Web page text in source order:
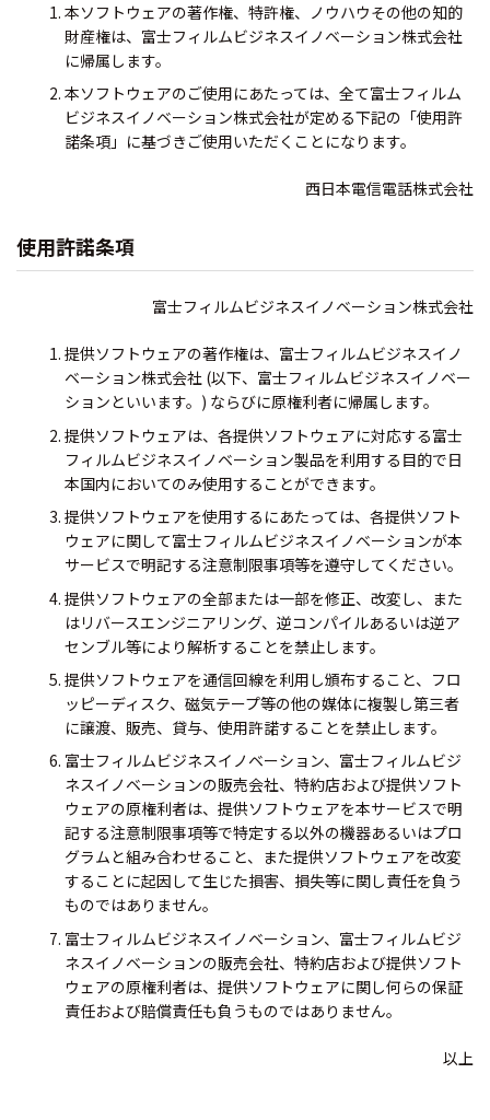
本ソフトウェアの著作権、特許権、ノウハウその他の知的
財産権は、富士フィルムビジネスイノベーション株式会社
に帰属します。
本ソフトウェアのご使用にあたっては、全て富士フィルム
ビジネスイノベーション株式会社が定める下記の「使用許
諾条項」に基づきご使用いただくことになります。
西日本電信電話株式会社
使用許諾条項
富士フィルムビジネスイノベーション株式会社
提供ソフトウェアの著作権は、富士フィルムビジネスイノ
ベーション株式会社 (以下、富士フィルムビジネスイノベー
ションといいます。) ならびに原権利者に帰属します。
提供ソフトウェアは、各提供ソフトウェアに対応する富士
フィルムビジネスイノベーション製品を利用する目的で日
本国内においてのみ使用することができます。
提供ソフトウェアを使用するにあたっては、各提供ソフト
ウェアに関して富士フィルムビジネスイノベーションが本
サービスで明記する注意制限事項等を遵守してください。
提供ソフトウェアの全部または一部を修正、改変し、また
はリバースエンジニアリング、逆コンパイルあるいは逆ア
センブル等により解析することを禁止します。
提供ソフトウェアを通信回線を利用し頒布すること、フロ
ッピーディスク、磁気テープ等の他の媒体に複製し第三者
に譲渡、販売、貸与、使用許諾することを禁止します。
富士フィルムビジネスイノベーション、富士フィルムビジ
ネスイノベーションの販売会社、特約店および提供ソフト
ウェアの原権利者は、提供ソフトウェアを本サービスで明
記する注意制限事項等で特定する以外の機器あるいはプロ
グラムと組み合わせること、また提供ソフトウェアを改変
することに起因して生じた損害、損失等に関し責任を負う
ものではありません。
富士フィルムビジネスイノベーション、富士フィルムビジ
ネスイノベーションの販売会社、特約店および提供ソフト
ウェアの原権利者は、提供ソフトウェアに関し何らの保証
責任および賠償責任も負うものではありません。
以上